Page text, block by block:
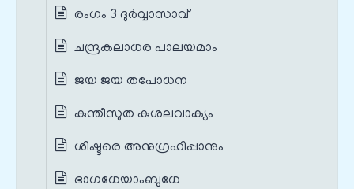
രംഗം 3 ദുർവ്വാസാവ്
ചന്ദ്രകലാധര പാലയമാം
ജയ ജയ തപോധന
കുന്തീസുത കുശലവാക്യം
ശിഷ്ടരെ അനുഗ്രഹിപ്പാനും
ഭാഗധേയാംബുധേ